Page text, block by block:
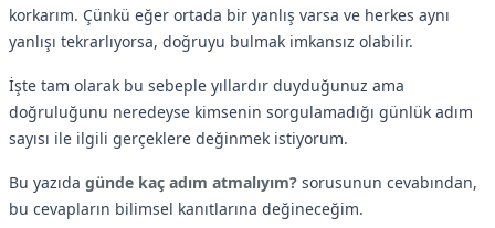
korkarım. Çünkü eğer ortada bir yanlış varsa ve herkes aynı
yanlışı tekrarlıyorsa, doğruyu bulmak imkansız olabilir.
İşte tam olarak bu sebeple yıllardır duyduğunuz ama
doğruluğunu neredeyse kimsenin sorgulamadığı günlük adım
sayısı ile ilgili gerçeklere değinmek istiyorum.
Bu yazıda günde kaç adım atmalıyım? sorusunun cevabından,
bu cevapların bilimsel kanıtlarına değineceğim.